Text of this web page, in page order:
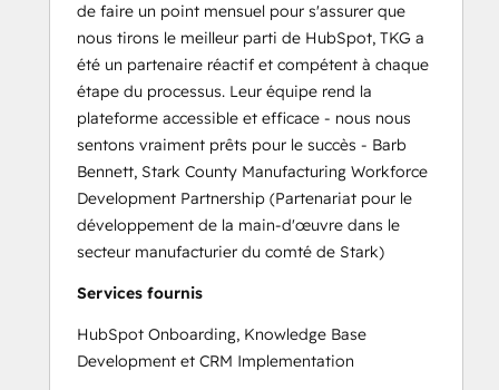
de faire un point mensuel pour s'assurer que
nous tirons le meilleur parti de HubSpot, TKG a
été un partenaire réactif et compétent à chaque
étape du processus. Leur équipe rend la
plateforme accessible et efficace - nous nous
sentons vraiment prêts pour le succès - Barb
Bennett, Stark County Manufacturing Workforce
Development Partnership (Partenariat pour le
développement de la main-d'œuvre dans le
secteur manufacturier du comté de Stark)
Services fournis
HubSpot Onboarding, Knowledge Base
Development et CRM Implementation